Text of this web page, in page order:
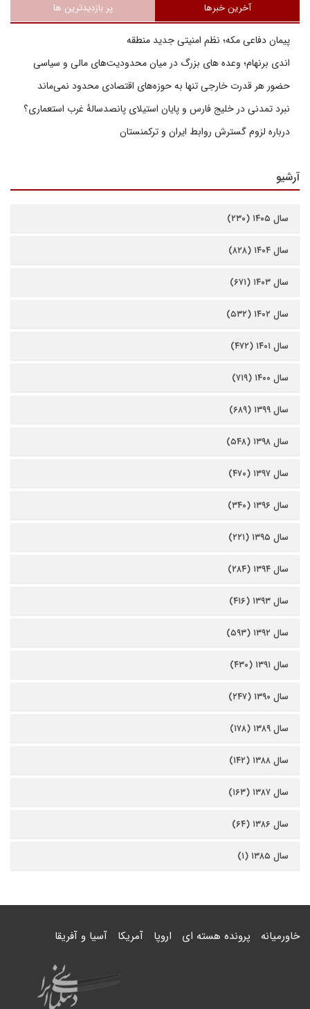
آخرین خبرها پر بازدیدترین ها
پیمان دفاعی مکه؛ نظم امنیتی جدید منطقه
اندی برنهام؛ وعده های بزرگ در میان محدودیت‌های مالی و سیاسی
حضور هر قدرت خارجی تنها به حوزه‌های اقتصادی محدود نمی‌ماند
نبرد تمدنی در خلیج فارس و پایان استیلای پانصدسالۀ غرب استعماری؟
درباره لزوم گسترش روابط ایران و ترکمنستان
آرشیو
سال ۱۴۰۵ (۲۳۰)
سال ۱۴۰۴ (۸۲۸)
سال ۱۴۰۳ (۶۷۱)
سال ۱۴۰۲ (۵۳۲)
سال ۱۴۰۱ (۴۷۲)
سال ۱۴۰۰ (۷۱۹)
سال ۱۳۹۹ (۶۸۹)
سال ۱۳۹۸ (۵۴۸)
سال ۱۳۹۷ (۴۷۰)
سال ۱۳۹۶ (۳۴۰)
سال ۱۳۹۵ (۲۲۱)
سال ۱۳۹۴ (۲۸۴)
سال ۱۳۹۳ (۴۱۶)
سال ۱۳۹۲ (۵۹۳)
سال ۱۳۹۱ (۴۳۰)
سال ۱۳۹۰ (۲۴۷)
سال ۱۳۸۹ (۱۷۸)
سال ۱۳۸۸ (۱۴۲)
سال ۱۳۸۷ (۱۶۳)
سال ۱۳۸۶ (۶۴)
سال ۱۳۸۵ (۱)
خاورمیانه پرونده هسته ای اروپا آمریکا آسیا و آفریقا